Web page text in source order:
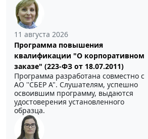
11 августа 2026
Программа повышения
квалификации "О корпоративном
заказе" (223-ФЗ от 18.07.2011)
Программа разработана совместно с
АО ''СБЕР А". Слушателям, успешно
освоившим программу, выдаются
удостоверения установленного
образца.